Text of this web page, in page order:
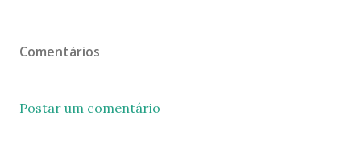
Comentários
Postar um comentário